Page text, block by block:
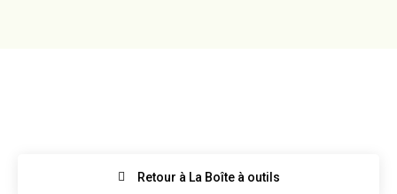
Retour à La Boîte à outils